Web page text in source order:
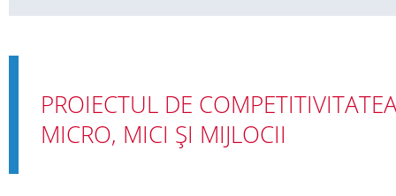
PROIECTUL DE
MICRO, MICI ȘI MIJLOCII